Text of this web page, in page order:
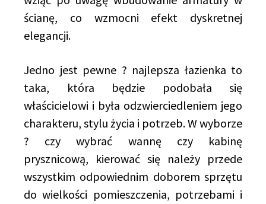
ścianę, co wzmocni efekt dyskretnej
elegancji.
Jedno jest pewne ? najlepsza łazienka to
taka, która będzie podobała się
właścicielowi i była odzwierciedleniem jego
charakteru, stylu życia i potrzeb. W wyborze
? czy wybrać wannę czy kabinę
prysznicową, kierować się należy przede
wszystkim odpowiednim doborem sprzętu
do wielkości pomieszczenia, potrzebami i